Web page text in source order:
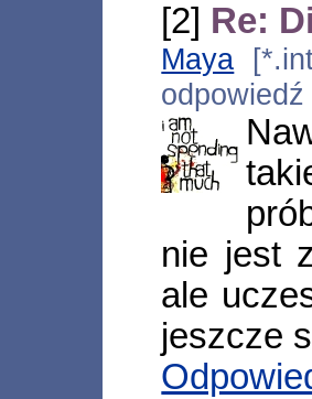
[2] Re:
Maya
nie jest
ale
jeszcze